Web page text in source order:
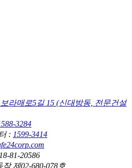
라매로5길 15 (신대방동, 전문건설
3284
: 1599-3414
81-20586
제02-680-078호